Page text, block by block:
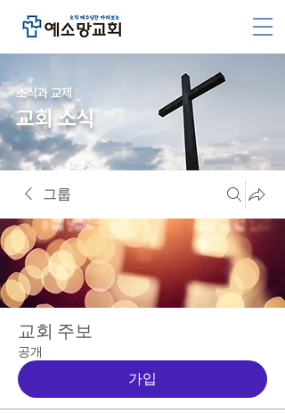
소식과 교제
교회 소식
그룹
교회 주보
공개
가입